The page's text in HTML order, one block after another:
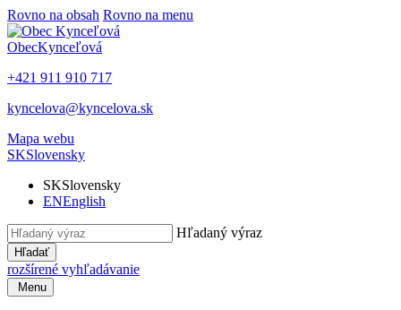
Rovno na obsah Rovno na menu
ObecKynceľová
+421 911 910 717
kyncelova@kyncelova.sk
Mapa webu
SKSlovensky
SKSlovensky
ENEnglish
Hľadaný výraz
Hľadať
rozšírené vyhľadávanie
Menu